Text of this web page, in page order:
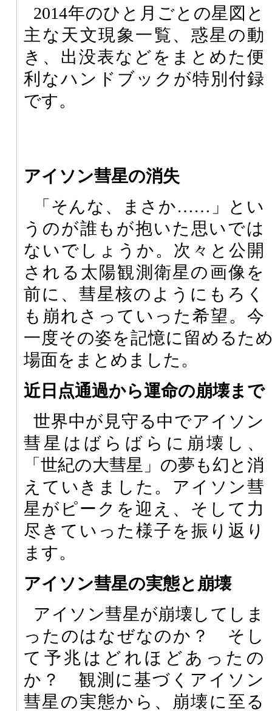
2014年のひと月ごとの星図と
主な天文現象一覧、惑星の動
き、出没表などをまとめた便
利なハンドブックが特別付録
です。
アイソン彗星の消失
「そんな、まさか……」とい
うのが誰もが抱いた思いでは
ないでしょうか。次々と公開
される太陽観測衛星の画像を
前に、彗星核のようにもろく
も崩れさっていった希望。今
一度その姿を記憶に留めるた
場面をまとめました。
近日点通過から運命の崩壊まで
世界中が見守る中でアイソン
彗星はばらばらに崩壊し、
「世紀の大彗星」の夢も幻と消
えていきました。アイソン彗
星がピークを迎え、そして力
尽きていった様子を振り返り
ます。
アイソン彗星の実態と崩壊
アイソン彗星が崩壊してしま
ったのはなぜなのか？ そし
て予兆はどれほどあったの
か？ 観測に基づくアイソン
彗星の実態から、崩壊に至る